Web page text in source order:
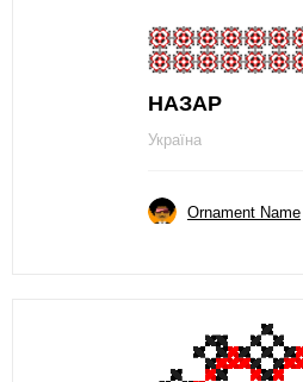
НАЗАР
Україна
Ornament Name